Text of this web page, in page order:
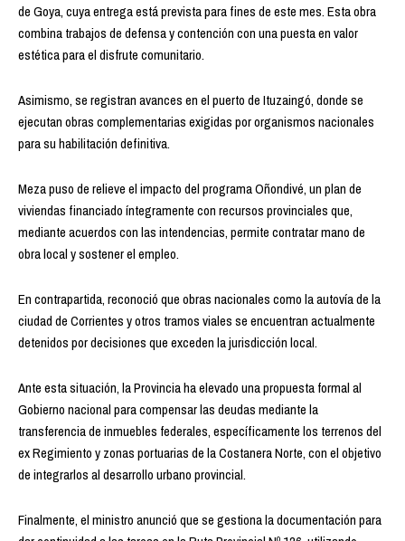
de Goya, cuya entrega está prevista para fines de este mes. Esta obra
combina trabajos de defensa y contención con una puesta en valor
estética para el disfrute comunitario.
Asimismo, se registran avances en el puerto de Ituzaingó, donde se
ejecutan obras complementarias exigidas por organismos nacionales
para su habilitación definitiva.
Meza puso de relieve el impacto del programa Oñondivé, un plan de
viviendas financiado íntegramente con recursos provinciales que,
mediante acuerdos con las intendencias, permite contratar mano de
obra local y sostener el empleo.
En contrapartida, reconoció que obras nacionales como la autovía de la
ciudad de Corrientes y otros tramos viales se encuentran actualmente
detenidos por decisiones que exceden la jurisdicción local.
Ante esta situación, la Provincia ha elevado una propuesta formal al
Gobierno nacional para compensar las deudas mediante la
transferencia de inmuebles federales, específicamente los terrenos del
ex Regimiento y zonas portuarias de la Costanera Norte, con el objetivo
de integrarlos al desarrollo urbano provincial.
Finalmente, el ministro anunció que se gestiona la documentación para